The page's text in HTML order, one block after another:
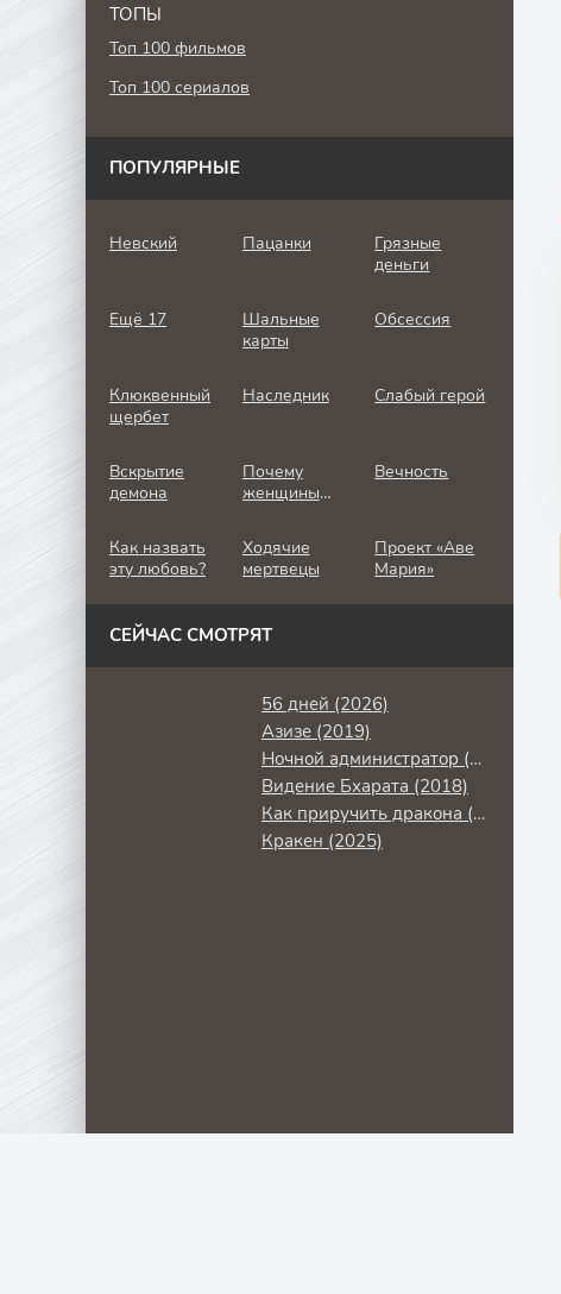
ТОПЫ
Топ 100 фильмов
Топ 100 сериалов
ПОПУЛЯРНЫЕ
Невский Пацанки
Грязные
деньги
Ещё 17
Шальные
карты
Обсессия
Клюквенный
щербет
Наследник Слабый герой
Вскрытие
демона
Почему
женщины
Вечность
Как назвать
эту любовь?
Ходячие
мертвецы
Проект «Аве
Мария»
СЕЙЧАС СМОТРЯТ
56 дней (2026)
Азизе (2019)
Ночной администратор (2016)
Видение Бхарата (2018)
Как приручить дракона (2010)
Кракен (2025)